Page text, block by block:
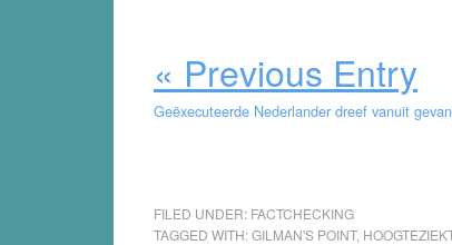
« Previous Entry
Geëxecuteerde Nederlander dreef vanuit
FILED UNDER: FACTCHECKING
TAGGED WITH:GILMAN'S POINT,